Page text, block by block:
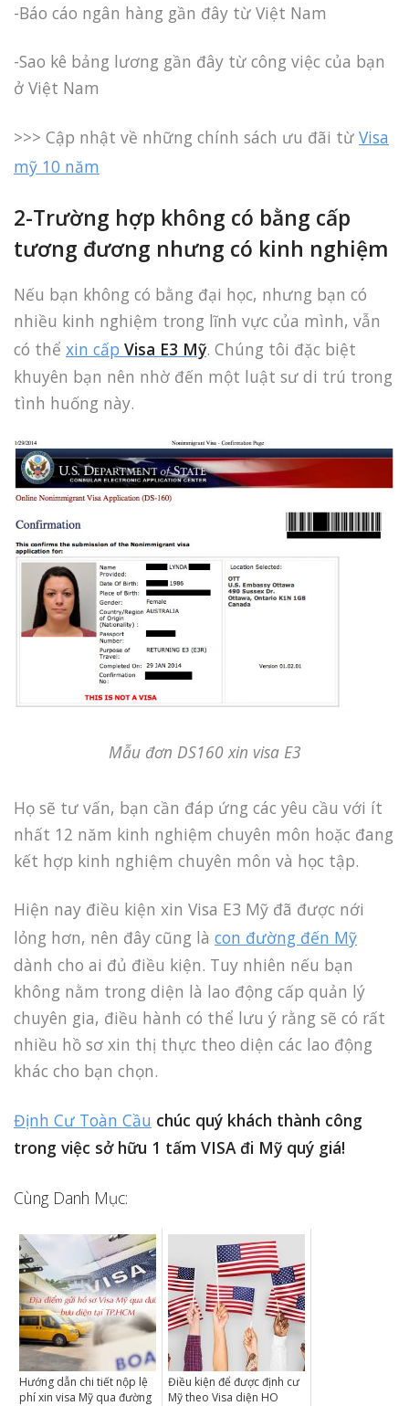
-Báo cáo ngân hàng gần đây từ Việt Nam
-Sao kê bảng lương gần đây từ công việc của bạn
ở Việt Nam
>>> Cập nhật về những chính sách ưu đãi từ Visa
mỹ 10 năm
2-Trường hợp không có bằng cấp
tương đương nhưng có kinh nghiệm
Nếu bạn không có bằng đại học, nhưng bạn có
nhiều kinh nghiệm trong lĩnh vực của mình, vẫn
có thể xin cấp Visa E3 Mỹ. Chúng tôi đặc biệt
khuyên bạn nên nhờ đến một luật sư di trú trong
tình huống này.
Mẫu đơn DS160 xin visa E3
Họ sẽ tư vấn, bạn cần đáp ứng các yêu cầu với ít
nhất 12 năm kinh nghiệm chuyên môn hoặc đang
kết hợp kinh nghiệm chuyên môn và học tập.
Hiện nay điều kiện xin Visa E3 Mỹ đã được nới
lỏng hơn, nên đây cũng là con đường đến Mỹ
dành cho ai đủ điều kiện. Tuy nhiên nếu bạn
không nằm trong diện là lao động cấp quản lý
chuyên gia, điều hành có thể lưu ý rằng sẽ có rất
nhiều hồ sơ xin thị thực theo diện các lao động
khác cho bạn chọn.
Định Cư Toàn Cầu chúc quý khách thành công
trong việc sở hữu 1 tấm VISA đi Mỹ quý giá!
Cùng Danh Mục:
Hướng dẫn chi tiết nộp lệ
phí xin visa Mỹ qua đường
Điều kiện để được định cư
Mỹ theo Visa diện HO